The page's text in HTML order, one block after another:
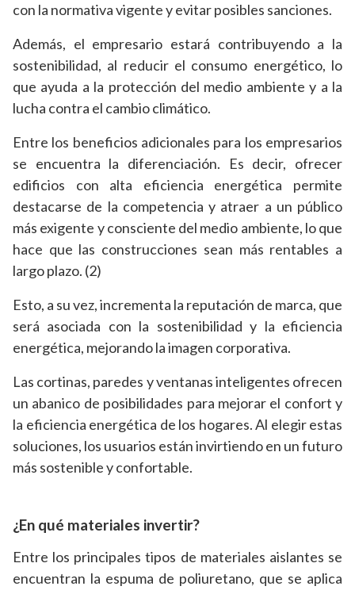
con la normativa vigente y evitar posibles sanciones.
Además, el empresario estará contribuyendo a la
sostenibilidad, al reducir el consumo energético, lo
que ayuda a la protección del medio ambiente y a la
lucha contra el cambio climático.
Entre los beneficios adicionales para los empresarios
se encuentra la diferenciación. Es decir, ofrecer
edificios con alta eficiencia energética permite
destacarse de la competencia y atraer a un público
más exigente y consciente del medio ambiente, lo que
hace que las construcciones sean más rentables a
largo plazo. (2)
Esto, a su vez, incrementa la reputación de marca, que
será asociada con la sostenibilidad y la eficiencia
energética, mejorando la imagen corporativa.
Las cortinas, paredes y ventanas inteligentes ofrecen
un abanico de posibilidades para mejorar el confort y
la eficiencia energética de los hogares. Al elegir estas
soluciones, los usuarios están invirtiendo en un futuro
más sostenible y confortable.
¿En qué materiales invertir?
Entre los principales tipos de materiales aislantes se
encuentran la espuma de poliuretano, que se aplica